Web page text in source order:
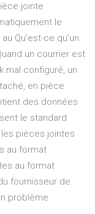
jointe
le
Qu'est-ce qu'un
un courrier est
mal configuré, un
en pièce
des données
le standard
pièces jointes
au format
au format
fournisseur de
problème